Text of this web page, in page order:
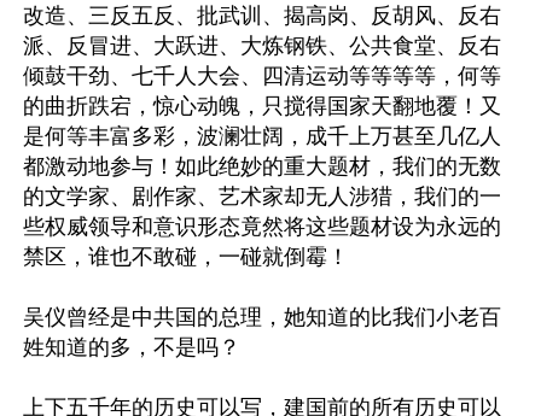
改造、三反五反、批武训、揭高岗、反胡风、反右
派、反冒进、大跃进、大炼钢铁、公共食堂、反右
倾鼓干劲、七千人大会、四清运动等等等等，何等
的曲折跌宕，惊心动魄，只搅得国家天翻地覆！又
是何等丰富多彩，波澜壮阔，成千上万甚至几亿人
都激动地参与！如此绝妙的重大题材，我们的无数
的文学家、剧作家、艺术家却无人涉猎，我们的一
些权威领导和意识形态竟然将这些题材设为永远的
禁区，谁也不敢碰，一碰就倒霉！
吴仪曾经是中共国的总理，她知道的比我们小老百
姓知道的多，不是吗？
上下五千年的历史可以写，建国前的所有历史可以